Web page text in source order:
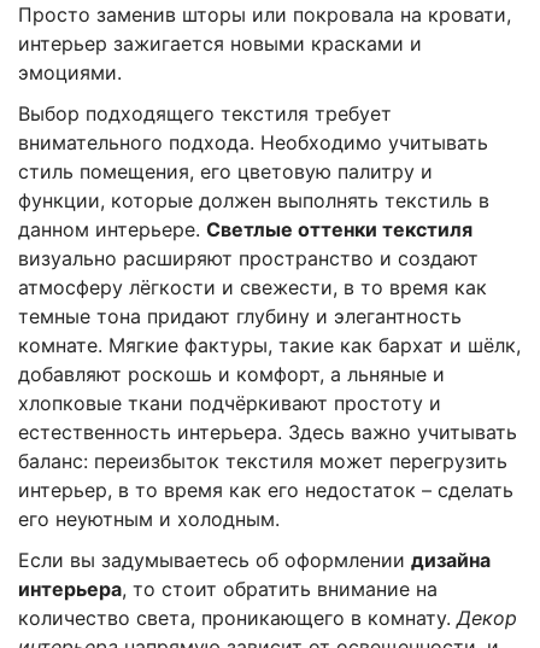
Просто заменив шторы или покровала на кровати,
интерьер зажигается новыми красками и
эмоциями.
Выбор подходящего текстиля требует
внимательного подхода. Необходимо учитывать
стиль помещения, его цветовую палитру и
функции, которые должен выполнять текстиль в
данном интерьере. Светлые оттенки текстиля
визуально расширяют пространство и создают
атмосферу лёгкости и свежести, в то время как
темные тона придают глубину и элегантность
комнате. Мягкие фактуры, такие как бархат и шёлк,
добавляют роскошь и комфорт, а льняные и
хлопковые ткани подчёркивают простоту и
естественность интерьера. Здесь важно учитывать
баланс: переизбыток текстиля может перегрузить
интерьер, в то время как его недостаток – сделать
его неуютным и холодным.
Если вы задумываетесь об оформлении дизайна
интерьера, то стоит обратить внимание на
количество света, проникающего в комнату. Декор